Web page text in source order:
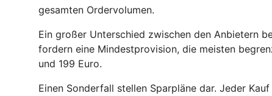
gesamten Ordervolumen.
Ein großer Unterschied zwischen den Anbietern
fordern eine Mindestprovision, die meisten
und 199 Euro.
Einen Sonderfall stellen Sparpläne dar. Jeder